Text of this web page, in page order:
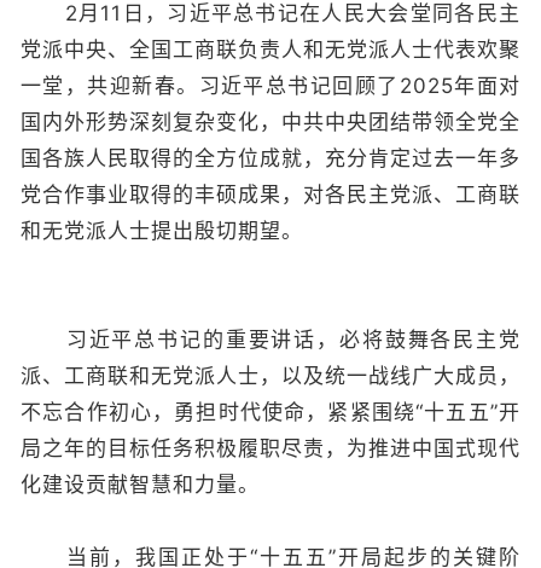
2月11日，习近平总书记在人民大会堂同各民主
党派中央、全国工商联负责人和无党派人士代表欢聚
一堂，共迎新春。习近平总书记回顾了2025年面对
国内外形势深刻复杂变化，中共中央团结带领全党全
国各族人民取得的全方位成就，充分肯定过去一年多
党合作事业取得的丰硕成果，对各民主党派、工商联
和无党派人士提出殷切期望。
习近平总书记的重要讲话，必将鼓舞各民主党
派、工商联和无党派人士，以及统一战线广大成员，
不忘合作初心，勇担时代使命，紧紧围绕“十五五”开
局之年的目标任务积极履职尽责，为推进中国式现代
化建设贡献智慧和力量。
当前，我国正处于“十五五”开局起步的关键阶